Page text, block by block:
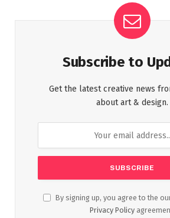
Subscribe to
Get the latest creative news
about art & design.
By signing up, you agree to the
Privacy Policy